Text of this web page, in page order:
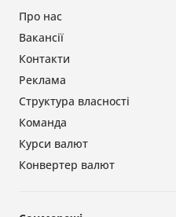
Про нас
Вакансії
Контакти
Реклама
Структура власності
Команда
Курси валют
Конвертер валют